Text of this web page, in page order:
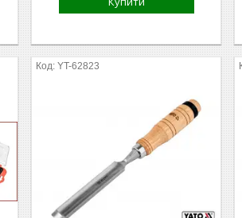
YT-62823